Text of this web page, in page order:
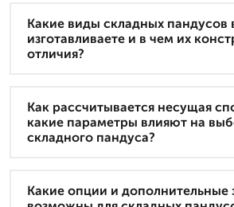
Какие виды складных пандусов
изготавливаете и в чем их
отличия?
Как рассчитывается несущая
какие параметры влияют на
складного пандуса?
Какие опции и дополнительные